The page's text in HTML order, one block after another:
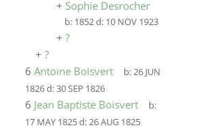
+ Sophie Desrocher
b: 1852d: 10 NOV 1923
+ ?
+ ?
6 Antoine Boisvert b:26 JUN
1826d:30 SEP 1826
6 Jean Baptiste Boisvert
b:
17 MAY 1825d:26 AUG 1825